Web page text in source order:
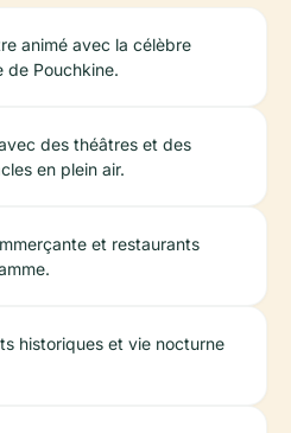
animé avec la célèbre
de Pouchkine.
des théâtres et des
en plein air.
et restaurants
historiques et vie nocturne